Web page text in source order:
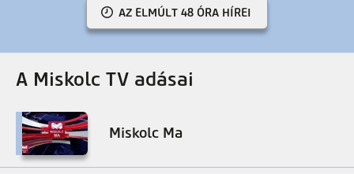
AZ ELMÚLT 48 ÓRA HÍREI
A Miskolc TV adásai
Miskolc Ma